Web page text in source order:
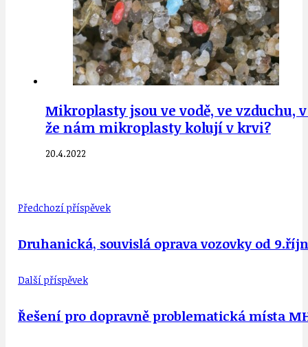
Mikroplasty jsou ve vodě, ve
že nám mikroplasty kolují v krvi?
20.4.2022
Předchozí příspěvek
Druhanická, souvislá oprava vozovky od
Další příspěvek
Řešení pro dopravně problematická místa